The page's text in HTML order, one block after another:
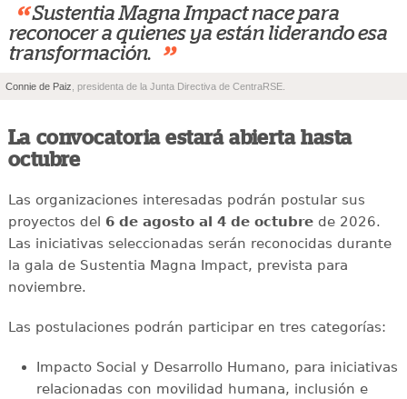
“ Sustentia Magna Impact nace para
reconocer a quienes ya están liderando esa
transformación.
”
Connie de Paiz , presidenta de la Junta Directiva de CentraRSE.
La convocatoria estará abierta hasta
octubre
Las organizaciones interesadas podrán postular sus
proyectos del 6 de agosto al 4 de octubrede 2026.
Las iniciativas seleccionadas serán reconocidas durante
la gala de Sustentia Magna Impact, prevista para
noviembre.
Las postulaciones podrán participar en tres categorías:
Impacto Social y Desarrollo Humano, para iniciativas
relacionadas con movilidad humana, inclusión e